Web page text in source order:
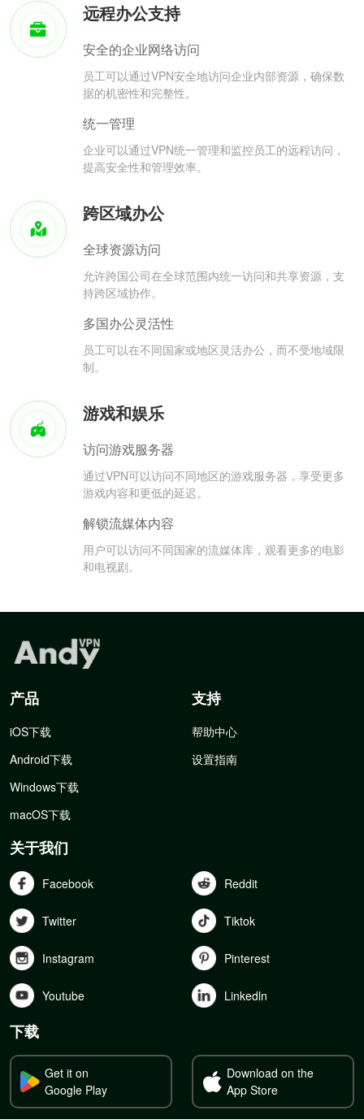
远程办公支持
安全的企业网络访问
员工可以通过VPN安全地访问企业内部资源，确保数
据的机密性和完整性。
统一管理
企业可以通过VPN统一管理和监控员工的远程访问，
提高安全性和管理效率。
跨区域办公
全球资源访问
允许跨国公司在全球范围内统一访问和共享资源，支
持跨区域协作。
多国办公灵活性
员工可以在不同国家或地区灵活办公，而不受地域限
制。
游戏和娱乐
访问游戏服务器
通过VPN可以访问不同地区的游戏服务器，享受更多
游戏内容和更低的延迟。
解锁流媒体内容
用户可以访问不同国家的流媒体库，观看更多的电影
和电视剧。
产品
iOS下载
Android下载
Windows下载
macOS下载
支持
帮助中心
设置指南
关于我们
Facebook Reddit
Twitter Tiktok
Instagram Pinterest
Youtube Linkedln
下载
Get it on
Google Play
Download on the
App Store